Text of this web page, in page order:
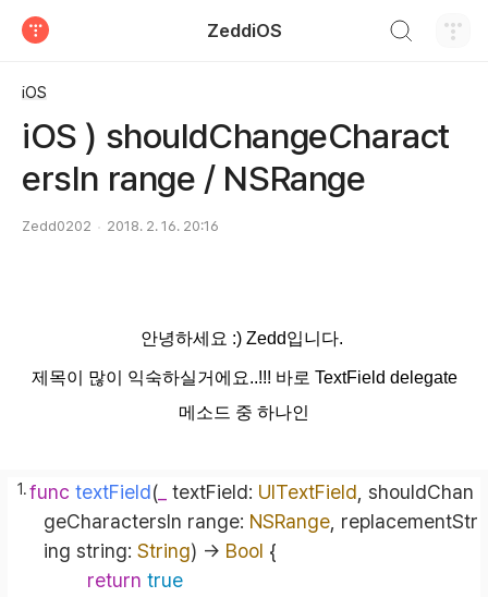
ZeddiOS
iOS
iOS ) shouldChangeCharact
ersIn range / NSRange
Zedd0202 2018. 2. 16. 20:16
안녕하세요 :) Zedd입니다.
제목이 많이 익숙하실거에요..!!! 바로 TextField delegate
메소드 중 하나인
func textField( textField: UITextField shouldChan
geCharactersIn range: NSRange replacementStr
ing string: String) -> Bool {
return true